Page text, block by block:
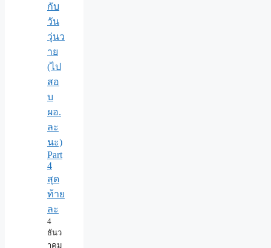
กับ
วัน
วุ่นว
าย
(ไป
สอ
บ
ผอ.
ละ
นะ)
Part
4
สุด
ท้าย
ละ
4
ธันว
าคม